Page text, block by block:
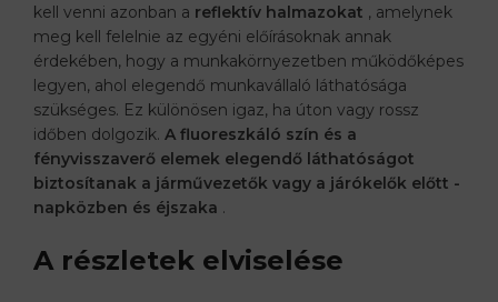
kell venni azonban a reflektív halmazokat , amelynek
meg kell felelnie az egyéni előírásoknak annak
érdekében, hogy a munkakörnyezetben működőképes
legyen, ahol elegendő munkavállaló láthatósága
szükséges. Ez különösen igaz, ha úton vagy rossz
időben dolgozik. A fluoreszkáló szín és a
fényvisszaverő elemek elegendő láthatóságot
biztosítanak a járművezetők vagy a járókelők előtt -
napközben és éjszaka .
A részletek elviselése